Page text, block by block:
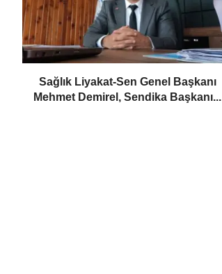
​Sağlık Liyakat-Sen Genel Başkanı
Mehmet Demirel, Sendika Başkanı...